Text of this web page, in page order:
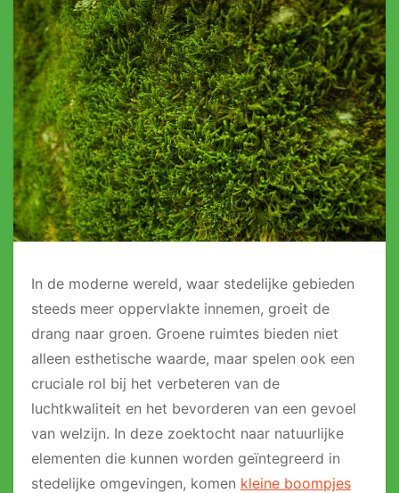
In de moderne wereld, waar stedelijke gebieden
steeds meer oppervlakte innemen, groeit de
drang naar groen. Groene ruimtes bieden niet
alleen esthetische waarde, maar spelen ook een
cruciale rol bij het verbeteren van de
luchtkwaliteit en het bevorderen van een gevoel
van welzijn. In deze zoektocht naar natuurlijke
elementen die kunnen worden geïntegreerd in
stedelijke omgevingen, komen kleine boompjes